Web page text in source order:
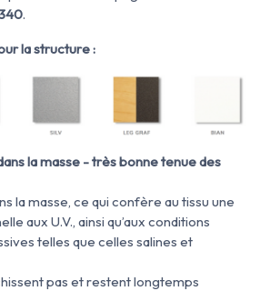
.
la structure :
la masse - très bonne tenue des
la masse, ce qui confère au tissu une
aux U.V., ainsi qu’aux conditions
telles que celles salines et
pas et restent longtemps